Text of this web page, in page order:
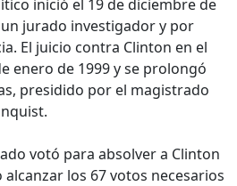
inició el 19 de diciembre de
jurado investigador y por
El juicio contra Clinton en el
enero de 1999 y se prolongó
presidido por el magistrado
votó para absolver a Clinton
los 67 votos necesarios